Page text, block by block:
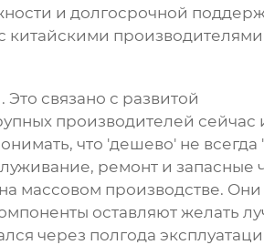
и долгосрочной
китайскими
. Это связано с развитой
производителей сейчас
что 'дешево' не всегда
ремонт и запасные
массовом производстве. Они
оставляют желать
через полгода